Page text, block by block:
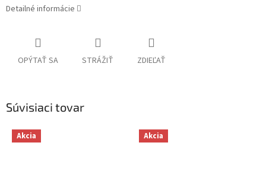
Detailné informácie
OPÝTAŤ SA STRÁŽIŤ ZDIEĽAŤ
Súvisiaci tovar
Akcia Akcia